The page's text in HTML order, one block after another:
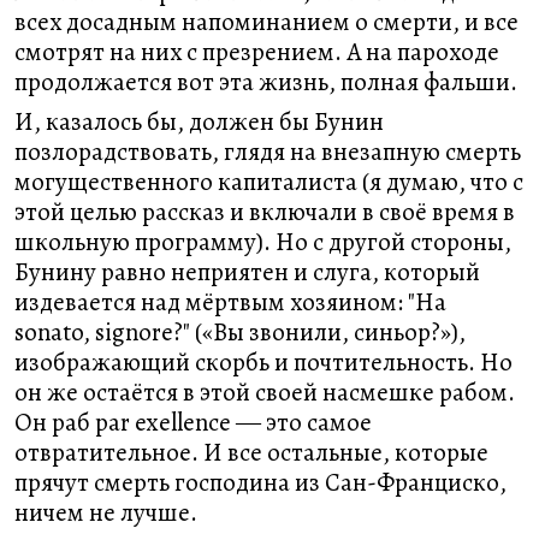
всех досадным напоминанием о смерти, и все
смотрят на них с презрением. А на пароходе
продолжается вот эта жизнь, полная фальши.
И, казалось бы, должен бы Бунин
позлорадствовать, глядя на внезапную смерть
могущественного капиталиста (я думаю, что с
этой целью рассказ и включали в своё время в
школьную программу). Но с другой стороны,
Бунину равно неприятен и слуга, который
издевается над мёртвым хозяином: "На
sonato, signore?" («Вы звонили, синьор?»),
изображающий скорбь и почтительность. Но
он же остаётся в этой своей насмешке рабом.
Он раб par exellence ― это самое
отвратительное. И все остальные, которые
прячут смерть господина из Сан-Франциско,
ничем не лучше.